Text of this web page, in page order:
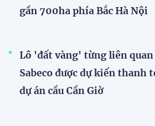
gần 700ha phía Bắc Hà Nội
Lô 'đất vàng' từng liên quan
Sabeco được dự kiến thanh
dự án cầu Cần Giờ